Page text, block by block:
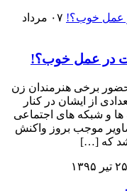
۰۷ مرداد
در عمل خوب؟!
برخی هنرمندان زن
از ایشان در کنار
و شبکه های اجتماعی
موجب بروز واکنش
شد که […]
۲۵ تیر ۱۳۹۵